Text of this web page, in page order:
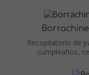
Recopilatorio de
cumpleaños,